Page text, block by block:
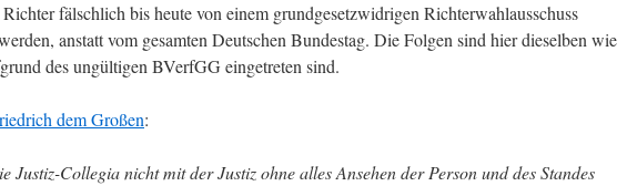
fälschlich bis heute von einem grundgesetzwidrigen Richterwahlausschuss
anstatt vom gesamten Deutschen Bundestag. Die Folgen sind hier dieselben wie
des ungültigen BVerfGG eingetreten sind.
dem Großen:
Justiz-Collegia nicht mit der Justiz ohne alles Ansehen der Person und des Standes